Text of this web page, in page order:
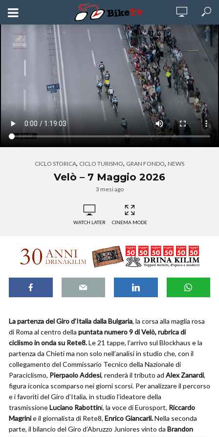
CICLO STORICA, CICLO TURISMO, GRAN FONDO, NEWS
Velò – 7 Maggio 2026
3 mesi ago
WATCH LATER CINEMA MODE
La partenza del Giro d’Italia dalla Bulgaria, la corsa alla maglia rosa
di Roma al centro della puntata numero 9 di Velò, rubrica di
ciclismo in onda su Rete8.Le 21 tappe, l’arrivo sul Blockhaus e la
partenza da Chieti ma non solo nell’analisi in studio che, con il
collegamento del Commissario Tecnico della Nazionale di
Paraciclismo, Pierpaolo Addesi, renderà il tributo ad Alex Zanardi,
figura iconica scomparso nei giorni scorsi. Per analizzare il percorso
e i favoriti del Giro d’Italia, in studio l’ideatore della
trasmissioneLuciano Rabottini, la voce di Eurosport, Riccardo
Magrinie il giornalista di Rete8, Enrico Giancarli.Nella seconda
parte, il bilancio del Giro d’Abruzzo Juniores vinto da Brandon